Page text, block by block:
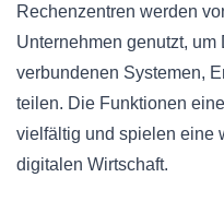
Rechenzentren werden
Unternehmen genutzt,
verbundenen Systemen,
teilen. Die Funktionen
vielfältig und spielen eine
digitalen Wirtschaft.